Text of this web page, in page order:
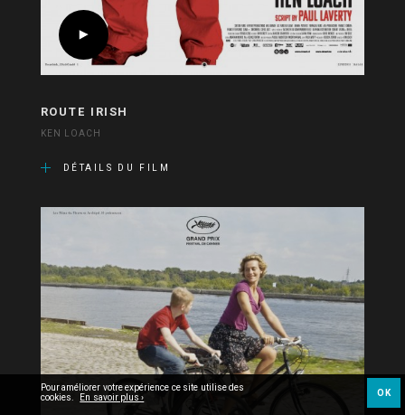
ROUTE IRISH
KEN LOACH
DÉTAILS DU FILM
Pour améliorer votre expérience ce site utilise des
cookies. En savoir plus › OK